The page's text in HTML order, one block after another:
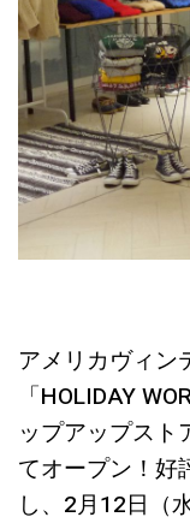
アメリカヴィン
「HOLIDAY
ップアップスト
てオープン！好
し、2月12日（